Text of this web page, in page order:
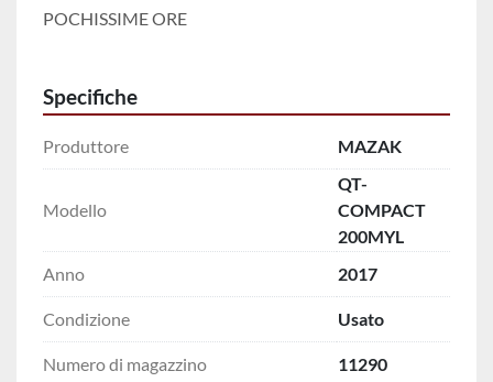
POCHISSIME ORE
Specifiche
Produttore MAZAK
Modello
QT-
COMPACT
200MYL
Anno
2017
Condizione Usato
Numero di magazzino 11290